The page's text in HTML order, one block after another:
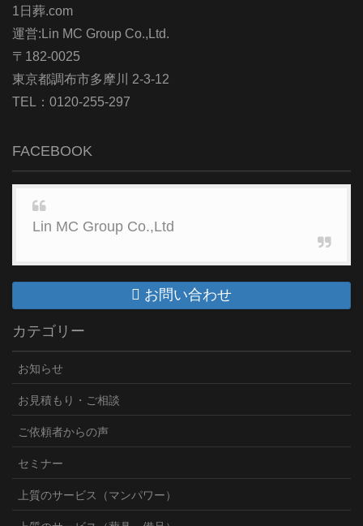
1日葬.com
運営:Lin MC Group Co.,Ltd.
〒182-0025
東京都調布市多摩川 2-3-12
TEL：0120-255-297
FACEBOOK
Lin MC Group Co.,Ltd
お問い合わせ
カテゴリー
お知らせ
お見積もり・ご相談
ご依頼者からの声
セミナー
上質のサービス（マンパワー）